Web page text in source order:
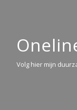
Volg hier mijn